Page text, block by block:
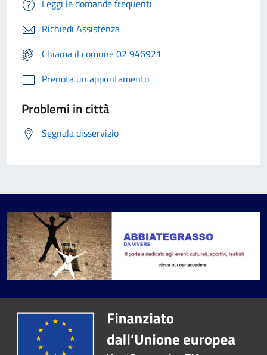
Leggi le domande frequenti
Richiedi Assistenza
Chiama il comune 02 946921
Prenota un appuntamento
Problemi in città
Segnala disservizio